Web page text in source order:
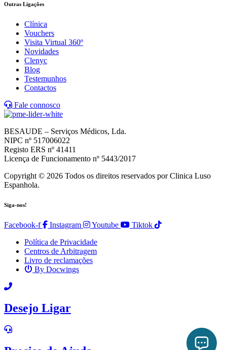
Outras Ligações
Clínica
Vouchers
Visita Virtual 360º
Novidades
Clenyc
Blog
Testemunhos
Contactos
Fale connosco
BESAUDE – Serviços Médicos, Lda.
NIPC nº 517006022
Registo ERS nº 41411
Licença de Funcionamento nº 5443/2017
Copyright © 2026 Todos os direitos reservados por Clinica Luso
Espanhola.
Siga-nos!
Facebook-f Instagram Youtube
Tiktok
Política de Privacidade
Centros de Arbitragem
Livro de reclamações
By Docwings
Scroll
Up
Desejo Ligar